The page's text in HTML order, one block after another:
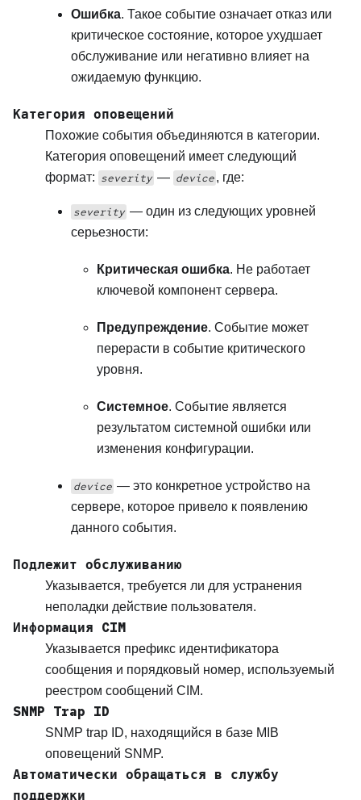
Ошибка. Такое событие означает отказ или
критическое состояние, которое ухудшает
обслуживание или негативно влияет на
ожидаемую функцию.
Категория оповещений
Похожие события объединяются в категории.
Категория оповещений имеет следующий
формат: severity — device, где:
severity — один из следующих уровней
серьезности:
Критическая ошибка. Не работает
ключевой компонент сервера.
Предупреждение. Событие может
перерасти в событие критического
уровня.
Системное. Событие является
результатом системной ошибки или
изменения конфигурации.
device — это конкретное устройство на
сервере, которое привело к появлению
данного события.
Подлежит обслуживанию
Указывается, требуется ли для устранения
неполадки действие пользователя.
Информация CIM
Указывается префикс идентификатора
сообщения и порядковый номер, используемый
реестром сообщений CIM.
SNMP Trap ID
SNMP trap ID, находящийся в базе MIB
оповещений SNMP.
Автоматически обращаться в службу
поддержки